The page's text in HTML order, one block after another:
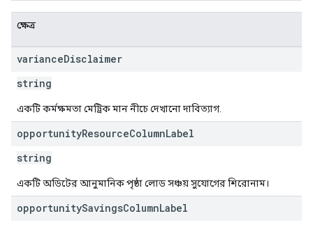
ক্ষেত্র
varianceDisclaimer
string
একটি কর্মক্ষমতা মেট্রিক মান নীচে দেখানো দাবিত্যাগ.
opportunityResourceColumnLabel
string
একটি অডিটের আনুমানিক পৃষ্ঠা লোড সঞ্চয় সুযোগের শিরোনাম।
opportunitySavingsColumnLabel